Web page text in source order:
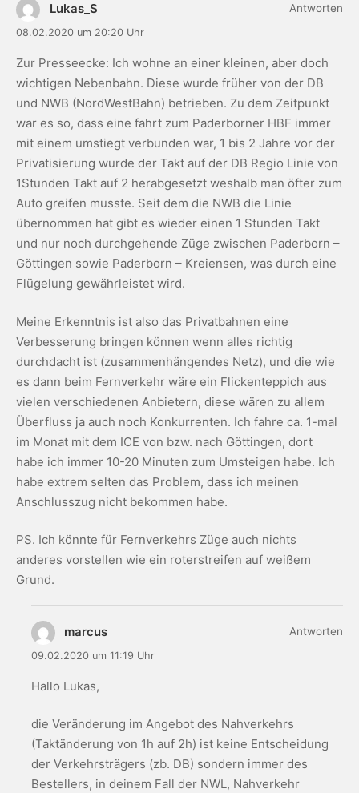
Lukas_S
08.02.2020 um 20:20 Uhr
Zur Presseecke: Ich wohne an einer kleinen, aber doch
wichtigen Nebenbahn. Diese wurde früher von der DB
und NWB (NordWestBahn) betrieben. Zu dem Zeitpunkt
war es so, dass eine fahrt zum Paderborner HBF immer
mit einem umstiegt verbunden war, 1 bis 2 Jahre vor der
Privatisierung wurde der Takt auf der DB Regio Linie von
1Stunden Takt auf 2 herabgesetzt weshalb man öfter zum
Auto greifen musste. Seit dem die NWB die Linie
übernommen hat gibt es wieder einen 1 Stunden Takt
und nur noch durchgehende Züge zwischen Paderborn –
Göttingen sowie Paderborn – Kreiensen, was durch eine
Flügelung gewährleistet wird.
Meine Erkenntnis ist also das Privatbahnen eine
Verbesserung bringen können wenn alles richtig
durchdacht ist (zusammenhängendes Netz), und die wie
es dann beim Fernverkehr wäre ein Flickenteppich aus
vielen verschiedenen Anbietern, diese wären zu allem
Überfluss ja auch noch Konkurrenten. Ich fahre ca. 1-mal
im Monat mit dem ICE von bzw. nach Göttingen, dort
habe ich immer 10-20 Minuten zum Umsteigen habe. Ich
habe extrem selten das Problem, dass ich meinen
Anschlusszug nicht bekommen habe.
PS. Ich könnte für Fernverkehrs Züge auch nichts
anderes vorstellen wie ein roterstreifen auf weißem
Grund.
Antworten
marcus
09.02.2020 um 11:19 Uhr
Hallo Lukas,
die Veränderung im Angebot des Nahverkehrs
(Taktänderung von 1h auf 2h) ist keine Entscheidung
der Verkehrsträgers (zb. DB) sondern immer des
Bestellers, in deinem Fall der NWL, Nahverkehr
Antworten